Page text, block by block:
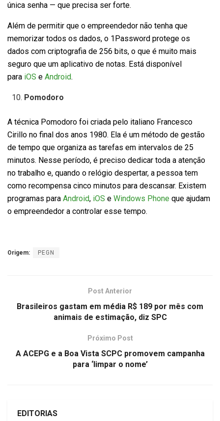
única senha — que precisa ser forte.
Além de permitir que o empreendedor não tenha que
memorizar todos os dados, o 1Password protege os
dados com criptografia de 256 bits, o que é muito mais
seguro que um aplicativo de notas. Está disponível
para iOS e Android.
Pomodoro
A técnica Pomodoro foi criada pelo italiano Francesco
Cirillo no final dos anos 1980. Ela é um método de gestão
de tempo que organiza as tarefas em intervalos de 25
minutos. Nesse período, é preciso dedicar toda a atenção
no trabalho e, quando o relógio despertar, a pessoa tem
como recompensa cinco minutos para descansar. Existem
programas para Android, iOS e Windows Phone que ajudam
o empreendedor a controlar esse tempo.
Origem: PEGN
Post Anterior
Brasileiros gastam em média R$ 189 por mês com
animais de estimação, diz SPC
Próximo Post
A ACEPG e a Boa Vista SCPC promovem campanha
para ‘limpar o nome’
EDITORIAS